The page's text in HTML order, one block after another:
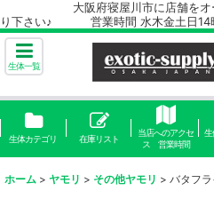
大阪府寝屋川市に店舗をオープ
り下さい♪ 営業時間 水木金土日14
生体一覧
生体カテゴリ 在庫リスト
当店へのアクセ
ス 営業時間
生
ホーム > ヤモリ > その他ヤモリ > バタフ